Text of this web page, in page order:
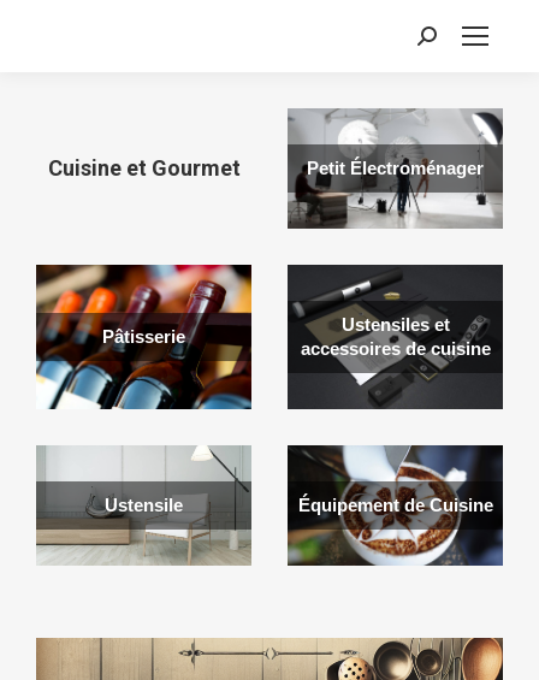
Recherche
Cuisine et Gourmet Petit Électroménager
Pâtisserie
Ustensiles et
accessoires de cuisine
Ustensile Équipement de Cuisine